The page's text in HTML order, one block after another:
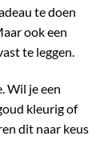
te doen
ook een
te leggen.
Wil je een
kleurig of
dit naar keus